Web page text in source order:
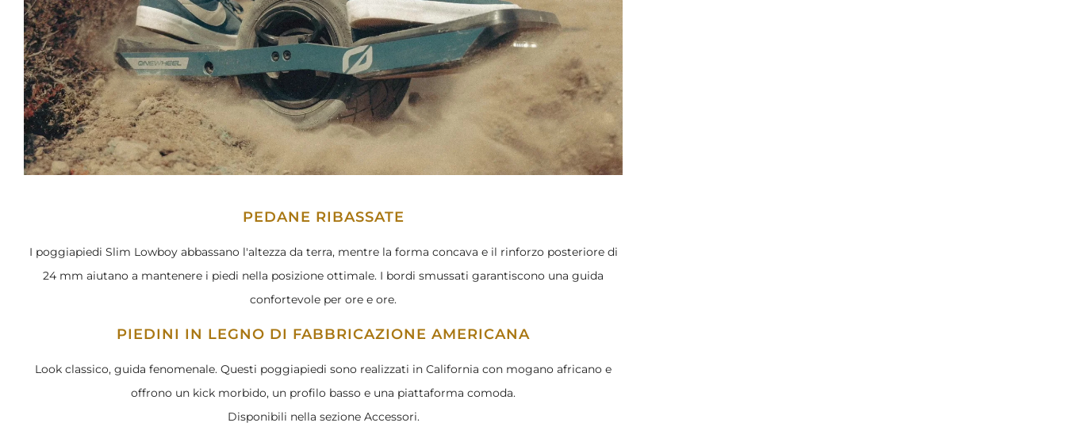
PEDANE RIBASSATE
I poggiapiedi Slim Lowboy abbassano l'altezza da terra, mentre la forma concava e il rinforzo posteriore di
24 mm aiutano a mantenere i piedi nella posizione ottimale. I bordi smussati garantiscono una guida
confortevole per ore e ore.
PIEDINI IN LEGNO DI FABBRICAZIONE AMERICANA
Look classico, guida fenomenale. Questi poggiapiedi sono realizzati in California con mogano africano e
offrono un kick morbido, un profilo basso e una piattaforma comoda.
Disponibili nella sezione Accessori.